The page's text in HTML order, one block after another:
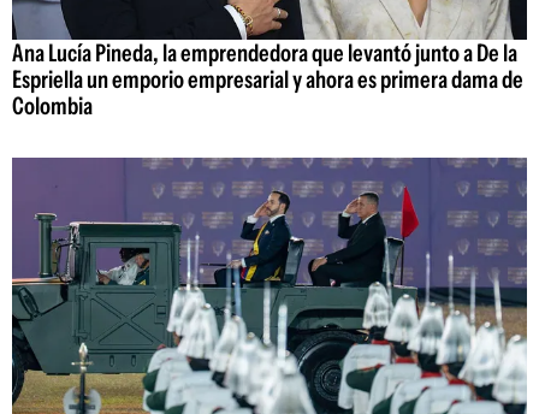
Ana Lucía Pineda, la emprendedora que levantó junto a De la
Espriella un emporio empresarial y ahora es primera dama de
Colombia